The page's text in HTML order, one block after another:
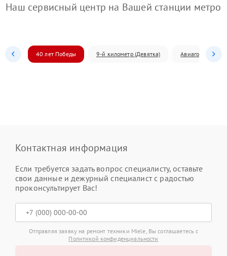
Наш сервисный центр на Вашей станции метро
40 лет Победы 9-й километр (Девятка) Авиагородок
Контактная информация
Если требуется задать вопрос специалисту, оставьте
свои данные и дежурный специалист с радостью
проконсультирует Вас!
Отправляя заявку на ремонт техники Miele, Вы соглашаетесь с
Политикой конфиденциальности